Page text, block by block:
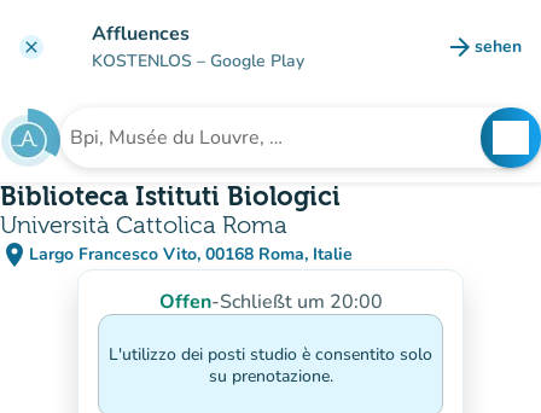
clear Affluences
KOSTENLOS – Google Play arrow_forward sehen
(new
Suche nach einer Einrichtung
Biblioteca Istituti Biologici
Università Cattolica Roma
place Largo Francesco Vito, 00168 Roma, Italie
(in Google Maps öffnen)
(new tab)
Offen-Schließt um 20:00
L'utilizzo dei posti studio è consentito solo
su prenotazione.